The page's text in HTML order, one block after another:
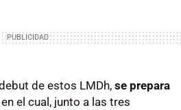
de estos LMDh, se prepara
en el cual, junto a las tres